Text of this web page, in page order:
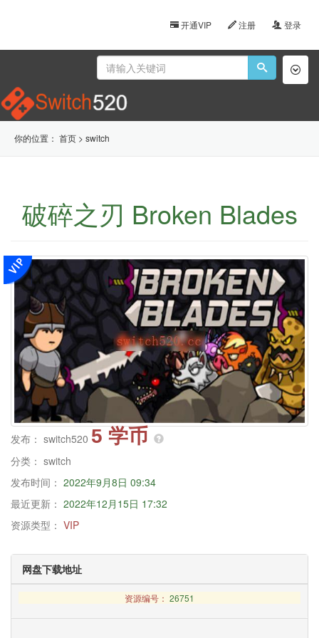
开通VIP 注册 登录
你的位置： 首页 > switch
破碎之刃 Broken Blades
发布： switch520 5 学币
分类： switch
发布时间： 2022年9月8日 09:34
最近更新： 2022年12月15日 17:32
资源类型： VIP
网盘下载地址
资源编号： 26751